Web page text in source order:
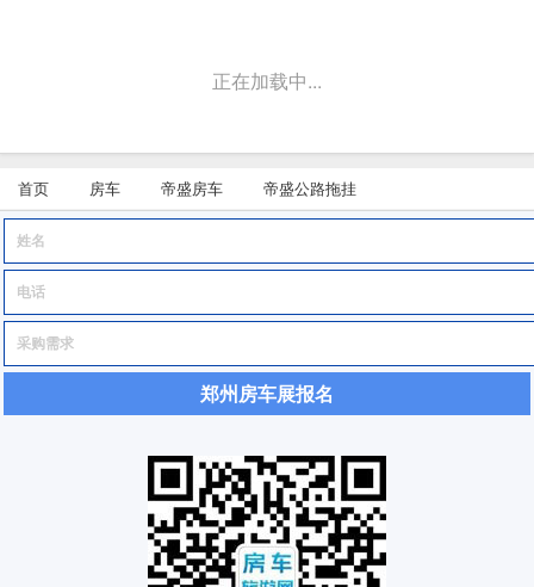
正在加载中...
首页 房车 帝盛房车 帝盛公路拖挂
郑州房车展报名